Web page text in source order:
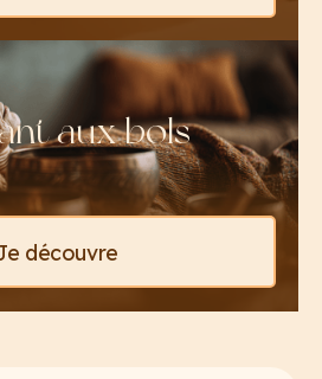
aux bols
découvre